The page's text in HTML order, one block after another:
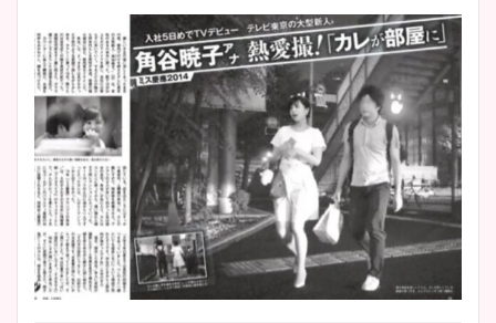
安藤萌々アナのカップ画像や
ニット衣装まとめ！美足の筋
肉も凄い！
鈴木唯の太ってた時の体重が
ヤバすぎww原因や痩せたダ
イエット方は？昔と現在を画